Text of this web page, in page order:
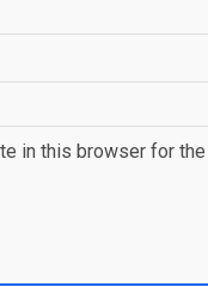
in this browser for